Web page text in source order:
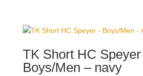
TK Short HC
Boys/Men – navy